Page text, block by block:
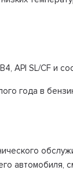
API SL/CF и
года в
автомобиля,